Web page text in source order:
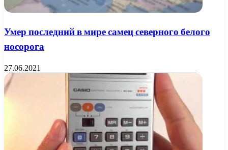
Умер последний в мире самец северного белого
носорога
27.06.2021